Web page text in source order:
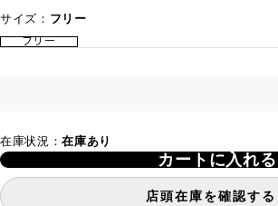
サイズ： フリー
フリー
在庫状況：在庫あり
カートに入れる
店頭在庫を確認する